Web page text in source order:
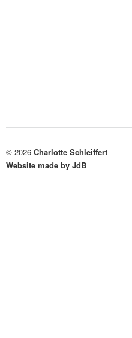
© 2026 Charlotte Schleiffert
Website made by JdB